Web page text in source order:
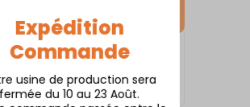
Expédition
Commande
usine de production sera
fermée du 10 au 23 Août.
SKYLINE SUR SOCLE
Aigues-Mortes
de80,00€